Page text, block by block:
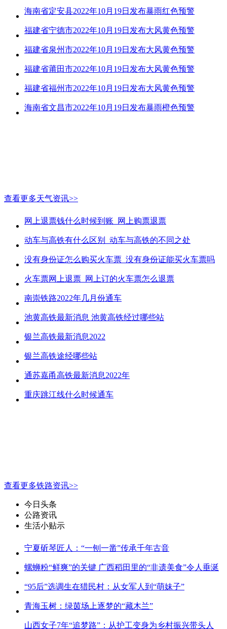
海南省定安县2022年10月19日发布暴雨红色预警
福建省宁德市2022年10月19日发布大风黄色预警
福建省泉州市2022年10月19日发布大风黄色预警
福建省莆田市2022年10月19日发布大风黄色预警
福建省福州市2022年10月19日发布大风黄色预警
海南省文昌市2022年10月19日发布暴雨橙色预警
查看更多天气资讯>>
网上退票钱什么时候到账_网上购票退票
动车与高铁有什么区别_动车与高铁的不同之处
没有身份证怎么购买火车票_没有身份证能买火车票吗
火车票网上退票_网上订的火车票怎么退票
南崇铁路2022年几月份通车
池黄高铁最新消息 池黄高铁经过哪些站
银兰高铁最新消息2022
银兰高铁途经哪些站
通苏嘉甬高铁最新消息2022年
重庆跳江线什么时候通车
查看更多铁路资讯>>
今日头条
公路资讯
生活小贴示
宁夏斫琴匠人：“一刨一凿”传承千年古音
螺蛳粉“鲜爽”的关键 广西稻田里的“非遗美食”令人垂涎
“95后”选调生在猎民村：从女军人到“萌妹子”
青海玉树：绿茵场上逐梦的“藏木兰”
山西女子7年“追梦路”：从护工变身为乡村振兴带头人